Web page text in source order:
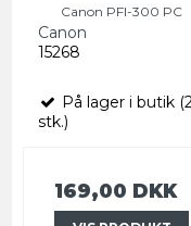
Canon PFI-300 PC
Canon
15268
På lager i butik
stk.)
169,00 DKK